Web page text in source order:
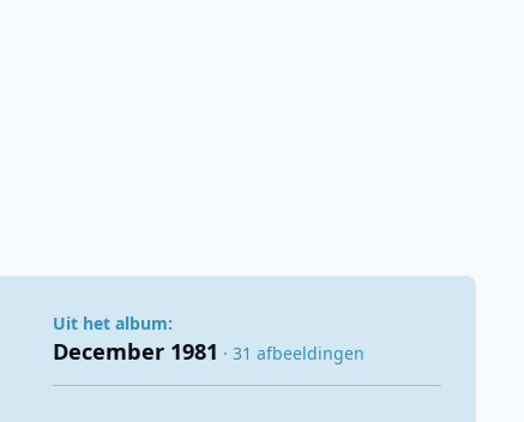
Uit het album:
December 1981 · 31 afbeeldingen